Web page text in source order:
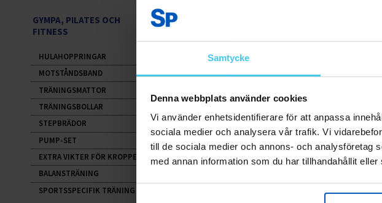
Samtycke
Denna webbplats använder cookies
Vi använder enhetsidentifierare för att anpassa
sociala medier och analysera vår trafik. Vi
till de sociala medier och annons- och analysföretag
med annan information som du har tillhandahållit
GYMPA, PILATES OCH
FITNESS
HULAHOPPRINGAR
MOTSTÅNDSBAND
TRÄNINGSMATTOR
TRÄNINGSBOLLAR
STEPBRÄDOR
PUMP-SET
EXTRA VIKTER FÖR KROPPEN
BALANSTRÄNING
SPORTSSPECIFIK TRÄNING